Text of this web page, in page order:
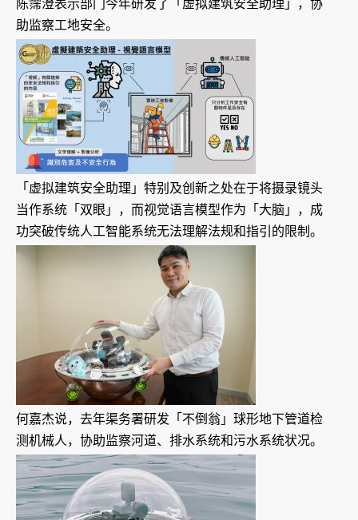
陈霈澄表示部门今年研发了「虚拟建筑安全助理」，协
助监察工地安全。
「虚拟建筑安全助理」特别及创新之处在于将摄录镜头
当作系统「双眼」，而视觉语言模型作为「大脑」，成
功突破传统人工智能系统无法理解法规和指引的限制。
何嘉杰说，去年渠务署研发「不倒翁」球形地下管道检
测机械人，协助监察河道、排水系统和污水系统状况。